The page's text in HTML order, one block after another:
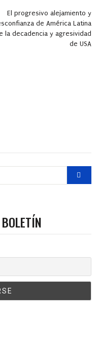
El progresivo alejamiento y
de América Latina
la decadencia y agresividad
de USA